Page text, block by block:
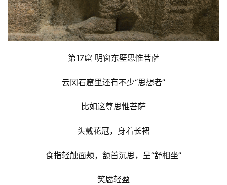
八
点
僧
第17窟 明窗东壁思惟菩萨
云冈石窟里还有不少“思想者”
比如这尊思惟菩萨
头戴花冠，身着长裙
食指轻触面颊，颔首沉思，呈“舒相坐”
笑靥轻盈